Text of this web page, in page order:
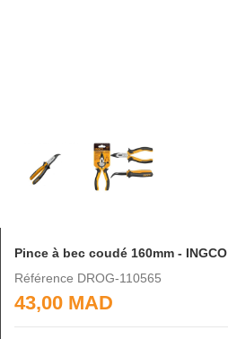
Pince à bec coudé 160mm - INGCO
Référence DROG-110565
43,00 MAD